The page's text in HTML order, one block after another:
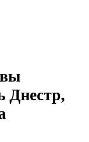
Днестр,